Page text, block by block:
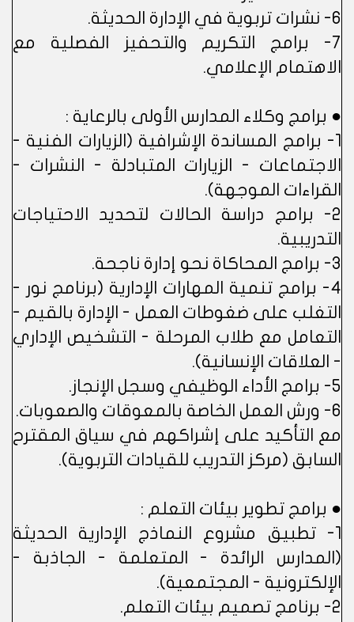
6- نشرات تربوية في الإدارة الحديثة.
7- برامج التكريم والتحفيز الفصلية مع
الاهتمام الإعلامي.
● برامج وكلاء المدارس الأولى بالرعاية :
1- برامج المساندة الإشرافية (الزيارات الفنية -
الاجتماعات - الزيارات المتبادلة - النشرات -
القراءات الموجهة).
2- برامج دراسة الحالات لتحديد الاحتياجات
التدريبية.
3- برامج المحاكاة نحو إدارة ناجحة.
4- برامج تنمية المهارات الإدارية (برنامج نور -
التغلب على ضغوطات العمل - الإدارة بالقيم -
التعامل مع طلاب المرحلة - التشخيص الإداري
- العلاقات الإنسانية).
5- برامج الأداء الوظيفي وسجل الإنجاز.
6- ورش العمل الخاصة بالمعوقات والصعوبات.
مع التأكيد على إشراكهم في سياق المقترح
السابق (مركز التدريب للقيادات التربوية).
● برامج تطوير بيئات التعلم :
1- تطبيق مشروع النماذج الإدارية الحديثة
(المدارس الرائدة - المتعلمة - الجاذبة -
الإلكترونية - المجتمعية).
2- برنامج تصميم بيئات التعلم.